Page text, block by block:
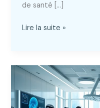
de santé […]
Innovations
:
comment
la
Lire la suite »